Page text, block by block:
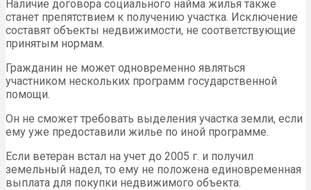
Наличие договора социального найма жилья также
станет препятствием к получению участка. Исключение
составят объекты недвижимости, не соответствующие
принятым нормам.
Гражданин не может одновременно являться
участником нескольких программ государственной
помощи.
Он не сможет требовать выделения участка земли, если
ему уже предоставили жилье по иной программе.
Если ветеран встал на учет до 2005 г. и получил
земельный надел, то ему не положена единовременная
выплата для покупки недвижимого объекта.